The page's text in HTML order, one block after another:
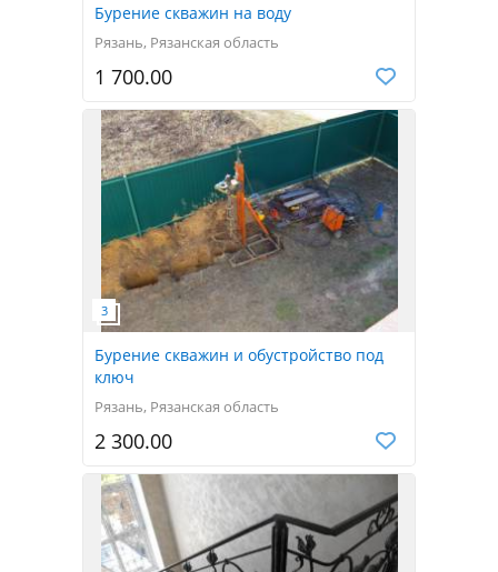
Бурение скважин на воду
Рязань, Рязанская область
1 700.00
Бурение скважин и обустройство под
ключ
Рязань, Рязанская область
2 300.00